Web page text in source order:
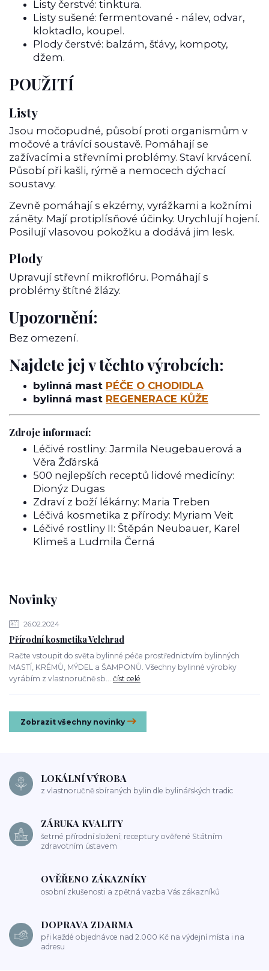
Novinky
26.02.2024
Přírodní kosmetika Velehrad
Račte vstoupit do světa bylinné péče prostřednictvím bylinných
MASTÍ, KRÉMŮ, MÝDEL a ŠAMPONŮ. Všechny bylinné výrobky
vyrábím z vlastnoručně sb... číst celé
Zobrazit všechny novinky
Listy čerstvé: tinktura.
Listy sušené: fermentované - nálev, odvar,
kloktadlo, koupel.
Plody čerstvé: balzám, šťávy, kompoty,
džem.
POUŽITÍ
Listy
Jsou močopudné, působí proti organismům v
močové a trávící soustavě. Pomáhají se
zažívacími a střevními problémy. Staví krvácení.
Působí při kašli, rýmě a nemocech dýchací
soustavy.
Zevně pomáhají s ekzémy, vyrážkami a kožními
záněty. Mají protiplísňové účinky. Urychlují hojení.
Posilují vlasovou pokožku a dodává jim lesk.
Plody
Upravují střevní mikroflóru. Pomáhají s
problémy štítné žlázy.
Upozornění:
Bez omezení.
Najdete jej v těchto výrobcích:
bylinná mast PÉČE O CHODIDLA
bylinná mast REGENERACE KŮŽE
Zdroje informací:
Léčivé rostliny: Jarmila Neugebauerová a
Věra Žďárská
500 nejlepších receptů lidové medicíny:
Dionýz Dugas
Zdraví z boží lékárny: Maria Treben
Léčivá kosmetika z přírody: Myriam Veit
Léčivé rostliny II: Štěpán Neubauer, Karel
Klimeš a Ludmila Černá
LOKÁLNÍ VÝROBA
z vlastnoručně sbíraných bylin dle bylinářských tradic
ZÁRUKA KVALITY
šetrné přírodní složení; receptury ověřené Státním
zdravotním ústavem
OVĚŘENO ZÁKAZNÍKY
osobní zkušenosti a zpětná vazba Vás zákazníků
DOPRAVA ZDARMA
při každé objednávce nad 2.000 Kč na výdejní místa i na
adresu